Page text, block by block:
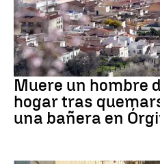
andalucía
Muere un hombre
hogar tras
una bañera en